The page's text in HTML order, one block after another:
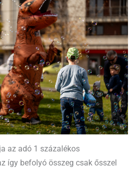
az adó 1 százalékos
így befolyó összeg csak ősszel